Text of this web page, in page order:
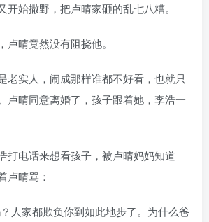
开始撒野，把卢晴家砸的乱七八糟。
晴竟然没有阻挠他。
实人，闹成那样谁都不好看，也就只
卢晴同意离婚了，孩子跟着她，李浩一
电话来想看孩子，被卢晴妈妈知道
卢晴骂：
家都欺负你到如此地步了。为什么爸